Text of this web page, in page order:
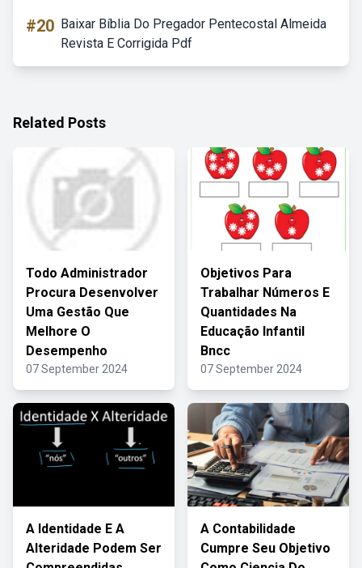
#20 Baixar Bíblia Do Pregador Pentecostal Almeida
Revista E Corrigida Pdf
Related Posts
Todo Administrador
Procura Desenvolver
Uma Gestão Que
Melhore O
Desempenho
07 September 2024
Objetivos Para
Trabalhar Números E
Quantidades Na
Educação Infantil
Bncc
07 September 2024
A Identidade E A
Alteridade Podem Ser
A Contabilidade
Cumpre Seu Objetivo